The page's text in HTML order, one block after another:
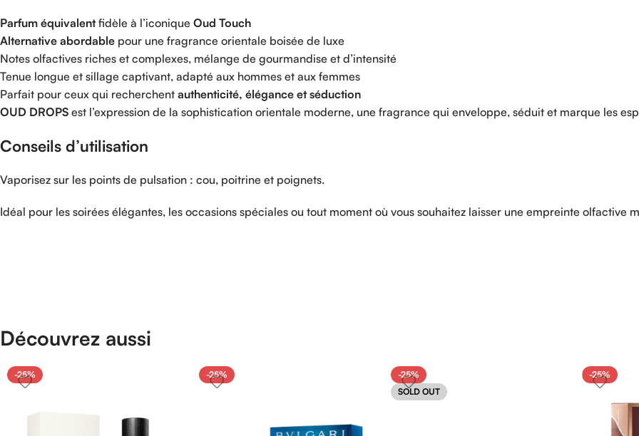
Parfum équivalent fidèle à l’iconique Oud Touch
Alternative abordable pour une fragrance orientale boisée de luxe
Notes olfactives riches et complexes, mélange de gourmandise et d’intensité
Tenue longue et sillage captivant, adapté aux hommes et aux femmes
Parfait pour ceux qui recherchent authenticité, élégance etséduction
OUD DROPS est l’expression de la sophistication orientale moderne, une fragrance qui enveloppe, séduit et marque les
Conseils d’utilisation
Vaporisez sur les points de pulsation : cou, poitrine et poignets.
Idéal pour les soirées élégantes, les occasions spéciales ou tout moment où vous souhaitez laisser une empreinte olfactive
Découvrez aussi
-25% -25%
-25%
SOLD OUT
-25%